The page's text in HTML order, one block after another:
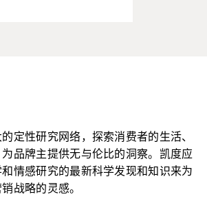
定性研究网络，探索消费者的生活、
品牌主提供无与伦比的洞察。凯度应
情感研究的最新科学发现和知识来为
战略的灵感。